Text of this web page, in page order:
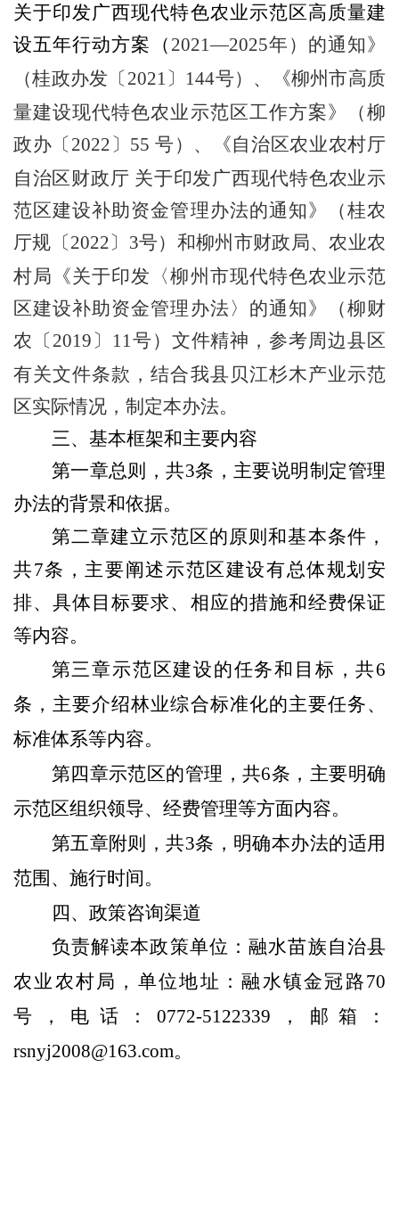
关于印发广西现代特色农业示范区高质量建
设五年行动方案（ 2021—2025年）的通知》
（桂政办发〔 2021 〕 144号）、《柳州市高质
量建设现代特色农业示范区工作方案》（柳
政办〔 2022 〕 55 号）、《自治区农业农村厅
自治区财政厅 关于印发广西现代特色农业示
范区建设补助资金管理办法的通知》（桂农
厅规〔2022〕 3号）和柳州市财政局、农业农
村局《关于印发〈柳州市现代特色农业示范
区建设补助资金管理办法〉的通知》（柳财
农〔 2019 〕 11 号）文件精神，参考周边县区
有关文件条款，结合我县贝江杉木产业示范
区实际情况，制定本办法。
三、 基本框架和主要内容
第一章总则，共3条，主要说明制定管理
办法的背景和依据。
第二章建立示范区的原则和基本条件 ，
共7条，主要阐述示范区建设有总体规划安
排、具体目标要求、相应的措施和经费保证
等内容。
第三章示范区建设的任务和目标 ，共6
条，主要介绍林业综合标准化的主要任务、
标准体系等内容。
第四章示范区的管理 ，共6条，主要明确
示范区组织领导、经费管理等方面内容。
第五章附则，共3条，明确本办法的适用
范围、施行时间。
四、政策咨询渠道
负责解读本政策单位：融水苗族自治县
农业农村局，单位地址：融水镇金冠路70
号，电话：0772-5122339，邮箱：
rsnyj2008@163.com。